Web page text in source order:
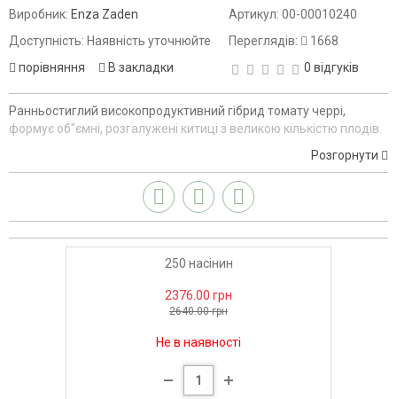
Виробник: Enza Zaden
Доступність: Наявність уточнюйте
порівняння
В закладки
Артикул: 00-00010240
Переглядів:
1668
0 відгуків
Ранньостиглий високопродуктивний гібрид томату черрі,
формує об"ємні, розгалужені китиці з великою кількістю плодів.
Розгорнути
250 насінин
2376.00 грн
2640.00 грн
Не в наявності